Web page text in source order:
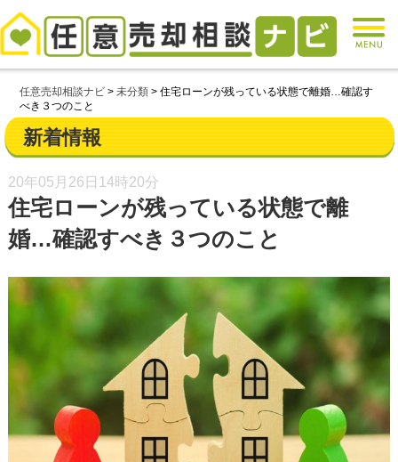
任意売却相談ナビ >未分類 >住宅ローンが残っている状態で離婚…確認す
べき３つのこと
新着情報
20年05月26日 14時20分
住宅ローンが残っている状態で離
婚…確認すべき３つのこと